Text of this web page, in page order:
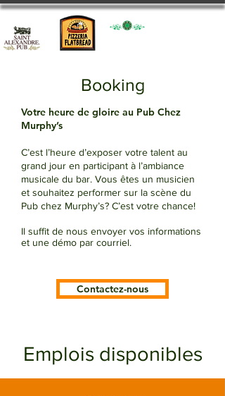
Booking
Votre heure de gloire au Pub Chez
Murphy’s
C’est l’heure d’exposer votre talent au
grand jour en participant à l’ambiance
musicale du bar. Vous êtes un musicien
et souhaitez performer sur la scène du
Pub chez Murphy’s? C’est votre chance!
Il suffit de nous envoyer vos informations
et une démo par courriel.
Contactez-nous
Emplois disponibles